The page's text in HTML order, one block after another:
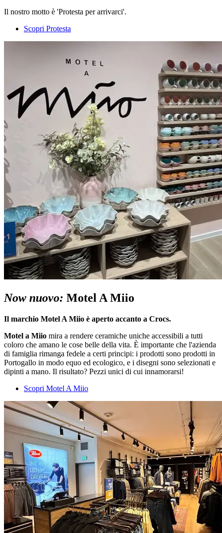
Il nostro motto è 'Protesta per arrivarci'.
Scopri Protesta
Now nuovo: Motel A Miio
Il marchio Motel A Miio è aperto accanto a Crocs.
Motel a Miio mira a rendere ceramiche uniche accessibili a tutti
coloro che amano le cose belle della vita. È importante che l'azienda
di famiglia rimanga fedele a certi principi: i prodotti sono prodotti in
Portogallo in modo equo ed ecologico, e i disegni sono selezionati e
dipinti a mano. Il risultato? Pezzi unici di cui innamorarsi!
Scopri Motel A Miio